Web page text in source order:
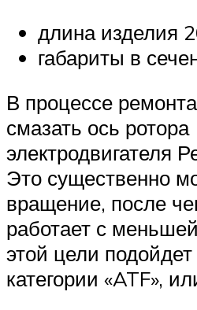
длина изделия
габариты в
В процессе
смазать ось ротора
электродвигателя
Это существенно
вращение, после
работает с
этой цели
категории «ATF»,